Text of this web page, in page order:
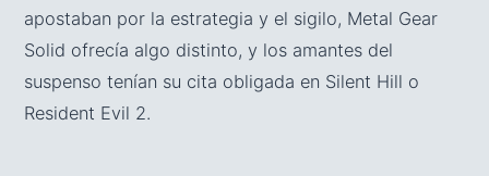
apostaban por la estrategia y el sigilo, Metal Gear
Solid ofrecía algo distinto, y los amantes del
suspenso tenían su cita obligada en Silent Hill o
Resident Evil 2.